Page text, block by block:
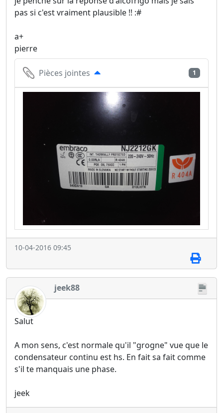
pas si c'est vraiment plausible !! :#
a+
pierre
Pièces jointes 1
10-04-2016 09:45
jeek88
Salut
A mon sens, c'est normale qu'il "grogne" vue que le
condensateur continu est hs. En fait sa fait comme
s'il te manquais une phase.
jeek